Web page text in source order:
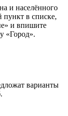
и населённого
в списке,
и впишите
«Город».
варианты